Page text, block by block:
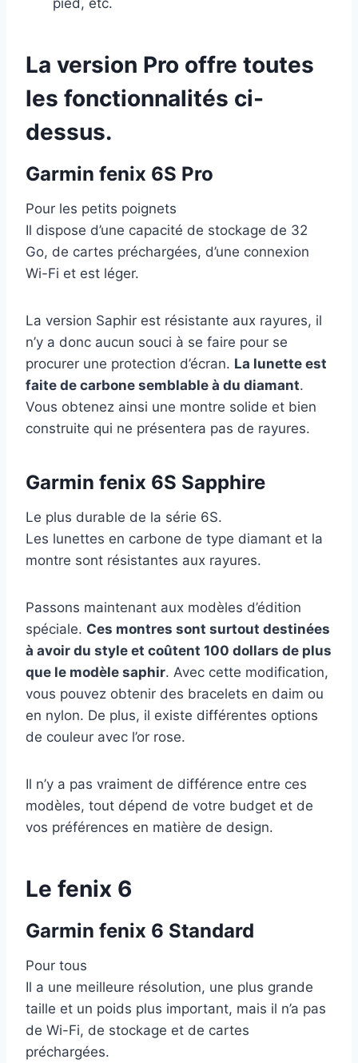
pied, etc.
La version Pro offre toutes
les fonctionnalités ci-
dessus.
Garmin fenix 6S Pro
Pour les petits poignets
Il dispose d’une capacité de stockage de 32
Go, de cartes préchargées, d’une connexion
Wi-Fi et est léger.
La version Saphir est résistante aux rayures, il
n’y a donc aucun souci à se faire pour se
procurer une protection d’écran. La lunette est
faite de carbone semblable à du diamant.
Vous obtenez ainsi une montre solide et bien
construite qui ne présentera pas de rayures.
Garmin fenix 6S Sapphire
Le plus durable de la série 6S.
Les lunettes en carbone de type diamant et la
montre sont résistantes aux rayures.
Passons maintenant aux modèles d’édition
spéciale. Ces montres sont surtout destinées
à avoir du style et coûtent 100 dollars de plus
que le modèle saphir. Avec cette modification,
vous pouvez obtenir des bracelets en daim ou
en nylon. De plus, il existe différentes options
de couleur avec l’or rose.
Il n’y a pas vraiment de différence entre ces
modèles, tout dépend de votre budget et de
vos préférences en matière de design.
Le fenix 6
Garmin fenix 6 Standard
Pour tous
Il a une meilleure résolution, une plus grande
taille et un poids plus important, mais il n’a pas
de Wi-Fi, de stockage et de cartes
préchargées.